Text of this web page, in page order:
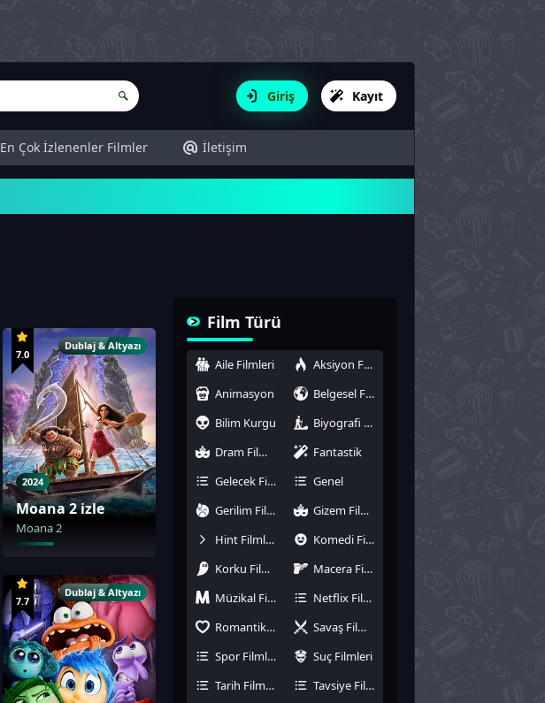
Giriş Kayıt
En Çok İzlenenler Filmler İletişim
7.0
Dublaj & Altyazı
2024
Moana 2 izle
Moana 2
7.7
Dublaj & Altyazı
Film Türü
Aile Filmleri
Aksiyon Filmleri
Animasyon
Belgesel Filmleri
Bilim Kurgu
Biyografi Filmleri
Dram Filmleri
Fantastik
Gelecek Filmler
Genel
Gerilim Filmleri
Gizem Filmleri
Hint Filmleri
Komedi Filmleri
Korku Filmleri
Macera Filmleri
Müzikal Filmler
Netflix Filmleri
Romantik Filmler
Savaş Filmleri
Spor Filmleri
Suç Filmleri
Tarih Filmleri
Tavsiye Filmler